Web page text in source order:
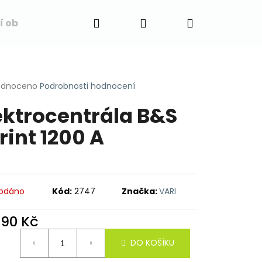
Napište nám
Hledat PřihlášeníNákupní
Podrobnosti hodnocení
B&S
1200 A
Kód: 2747 Značka:VARI
Kč
DO KOŠÍKU